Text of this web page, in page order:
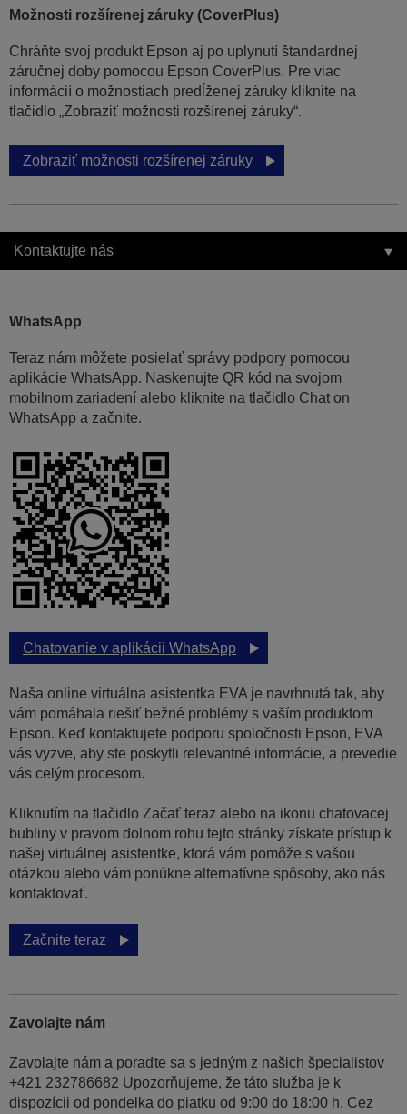
Možnosti rozšírenej záruky (CoverPlus)
Chráňte svoj produkt Epson aj po uplynutí štandardnej
záručnej doby pomocou Epson CoverPlus. Pre viac
informácií o možnostiach predĺženej záruky kliknite na
tlačidlo „Zobraziť možnosti rozšírenej záruky“.
Zobraziť možnosti rozšírenej záruky
Kontaktujte nás
WhatsApp
Teraz nám môžete posielať správy podpory pomocou
aplikácie WhatsApp. Naskenujte QR kód na svojom
mobilnom zariadení alebo kliknite na tlačidlo Chat on
WhatsApp a začnite.
Chatovanie v aplikácii WhatsApp
Naša online virtuálna asistentka EVA je navrhnutá tak, aby
vám pomáhala riešiť bežné problémy s vaším produktom
Epson. Keď kontaktujete podporu spoločnosti Epson, EVA
vás vyzve, aby ste poskytli relevantné informácie, a prevedie
vás celým procesom.
Kliknutím na tlačidlo Začať teraz alebo na ikonu chatovacej
bubliny v pravom dolnom rohu tejto stránky získate prístup k
našej virtuálnej asistentke, ktorá vám pomôže s vašou
otázkou alebo vám ponúkne alternatívne spôsoby, ako nás
kontaktovať.
Začnite teraz
Zavolajte nám
Zavolajte nám a poraďte sa s jedným z našich špecialistov
+421 232786682 Upozorňujeme, že táto služba je k
dispozícii od pondelka do piatku od 9:00 do 18:00 h. Cez